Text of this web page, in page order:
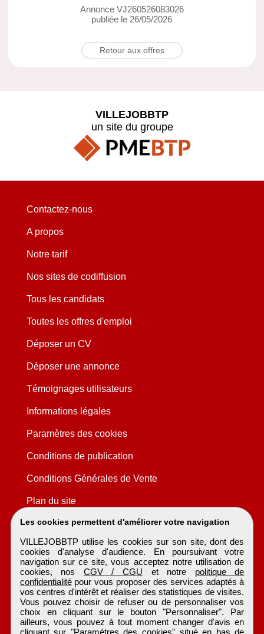
Annonce VJ260526083026
publiée le 26/05/2026
Retour aux offres
Les cookies permettent d'améliorer votre navigation
VILLEJOBBTP utilise les cookies sur son site, dont des
cookies d'analyse d'audience. En poursuivant votre
navigation sur ce site, vous acceptez notre utilisation de
cookies, nos CGV / CGU et notre politique de
confidentialitépour vous proposer des services adaptés à
vos centres d'intérêt et réaliser des statistiques de visites.
Vous pouvez choisir de refuser ou de personnaliser vos
choix en cliquant sur le bouton "Personnaliser". Par
ailleurs, vous pouvez à tout moment changer d'avis en
cliquant sur "Paramètres des cookies" situé en bas de
VILLEJOBBTP
un site du groupe
Contactez-nous
A propos
Notre tarif
Nos sites de codiffusion
Tous les candidats
Toutes les offres d'emploi
Déposer un CV
Déposer une annonce
Témoignages utilisateurs
Informations légales
Paramètres des cookies
Conditions de publication
Conditions Générales de Vente
Plan du site